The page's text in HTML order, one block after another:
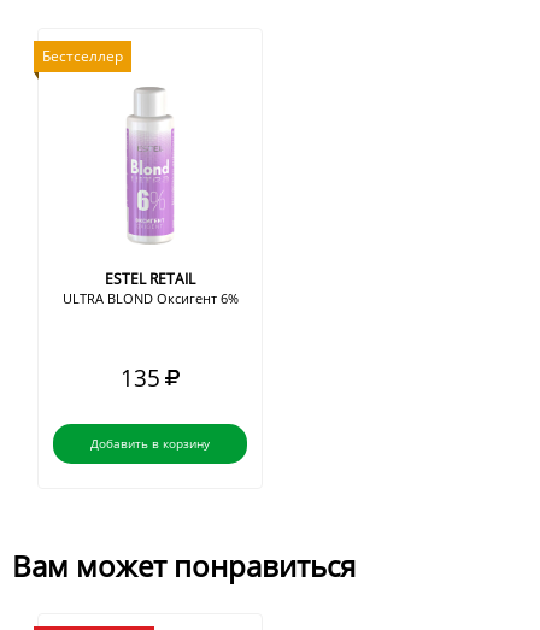
Бестселлер
ESTEL RETAIL
ULTRA BLOND Оксигент 6%
135
Добавить в корзину
Вам может понравиться